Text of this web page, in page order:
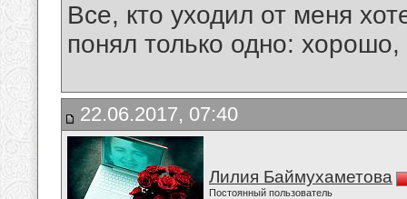
Все, кто уходил от меня
понял только одно:
22.06.2017, 07:40
Лилия Баймухаметова
Постоянный пользователь